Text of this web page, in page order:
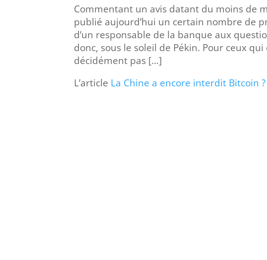
Commentant un avis datant du moins de
publié aujourd’hui un certain nombre de
d’un responsable de la banque aux
donc, sous le soleil de Pékin. Pour ceux
décidément pas […]
L’article La Chine a encore interdit Bitcoin ?